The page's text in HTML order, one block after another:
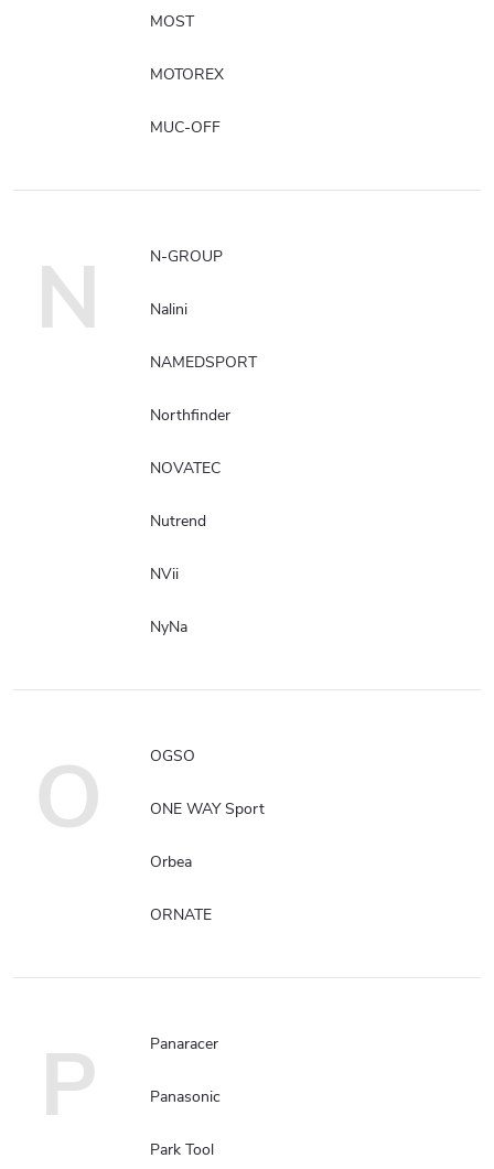
MOST
MOTOREX
MUC-OFF
N N-GROUP
Nalini
NAMEDSPORT
Northfinder
NOVATEC
Nutrend
NVii
NyNa
O OGSO
ONE WAY Sport
Orbea
ORNATE
P Panaracer
Panasonic
Park Tool